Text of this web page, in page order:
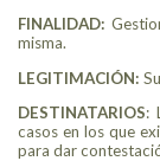
FINALIDAD:
misma.
LEGITIMACIÓN:
DESTINATARIOS:
casos en los que
para dar